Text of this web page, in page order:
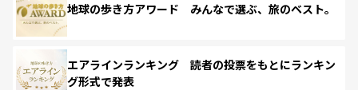
地球の歩き方アワード みんなで選ぶ、旅のベスト。
エアラインランキング 読者の投票をもとにランキン
グ形式で発表